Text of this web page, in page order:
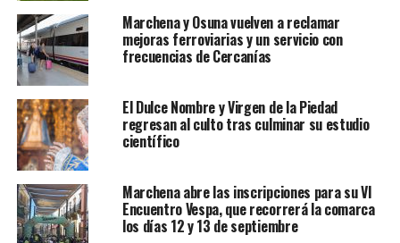
Marchena y Osuna vuelven a reclamar
mejoras ferroviarias y un servicio con
frecuencias de Cercanías
El Dulce Nombre y Virgen de la Piedad
regresan al culto tras culminar su estudio
científico
Marchena abre las inscripciones para su VI
Encuentro Vespa, que recorrerá la comarca
los días 12 y 13 de septiembre